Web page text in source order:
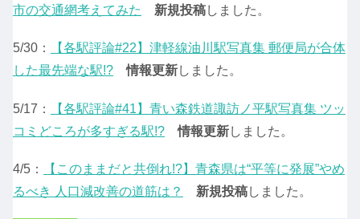
市の交通網考えてみた
新規投稿しました。
5/30：
【各駅評論#22】津軽線油川駅写真集 郵便局が合体
した最先端な駅!?
情報更新しました。
5/17：
【各駅評論#41】青い森鉄道諏訪ノ平駅写真集 ツッ
コミどころが多すぎる駅!?
情報更新しました。
4/5：
【このままだと共倒れ!?】青森県は“平等に発展”やめ
るべき 人口減改善の道筋は？
新規投稿しました。